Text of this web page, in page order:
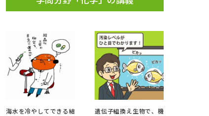
このサイトについて
海水を冷やしてできる結
遺伝子組換え生物で、機